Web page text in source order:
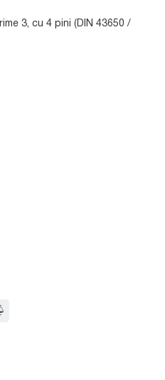
3, cu 4 pini (DIN 43650 /